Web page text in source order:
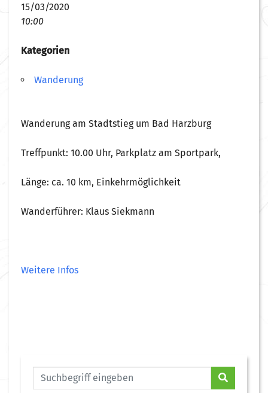
15/03/2020
10:00
Kategorien
Wanderung
Wanderung am Stadtstieg um Bad Harzburg
Treffpunkt: 10.00 Uhr, Parkplatz am Sportpark,
Länge: ca. 10 km, Einkehrmöglichkeit
Wanderführer: Klaus Siekmann
Weitere Infos